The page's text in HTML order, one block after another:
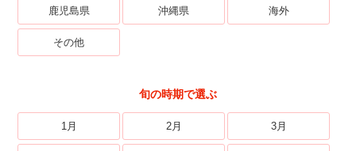
鹿児島県 沖縄県 海外
その他
旬の時期で選ぶ
1月 2月 3月